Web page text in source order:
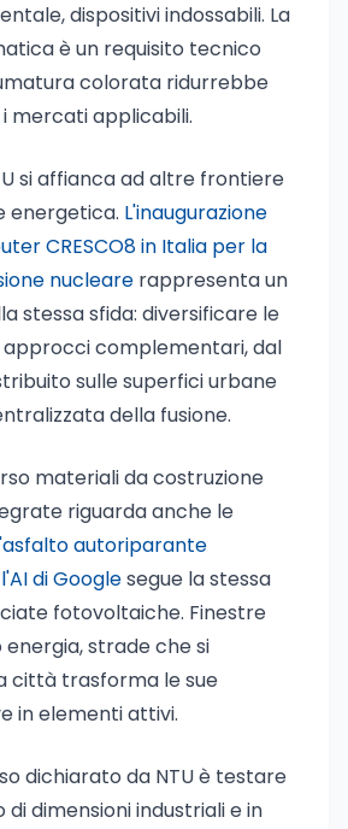
dispositivi indossabili. La
è un requisito tecnico
colorata ridurrebbe
mercati applicabili.
si affianca ad altre frontiere
energetica. L'inaugurazione
CRESCO8 in Italia per la
nucleare rappresenta un
stessa sfida: diversificare le
complementari, dal
sulle superfici urbane
della fusione.
materiali da costruzione
riguarda anche le
autoriparante
di Googlesegue la stessa
fotovoltaiche. Finestre
strade che si
città trasforma le sue
in elementi attivi.
dichiarato da NTU è testare
di dimensioni industriali e in